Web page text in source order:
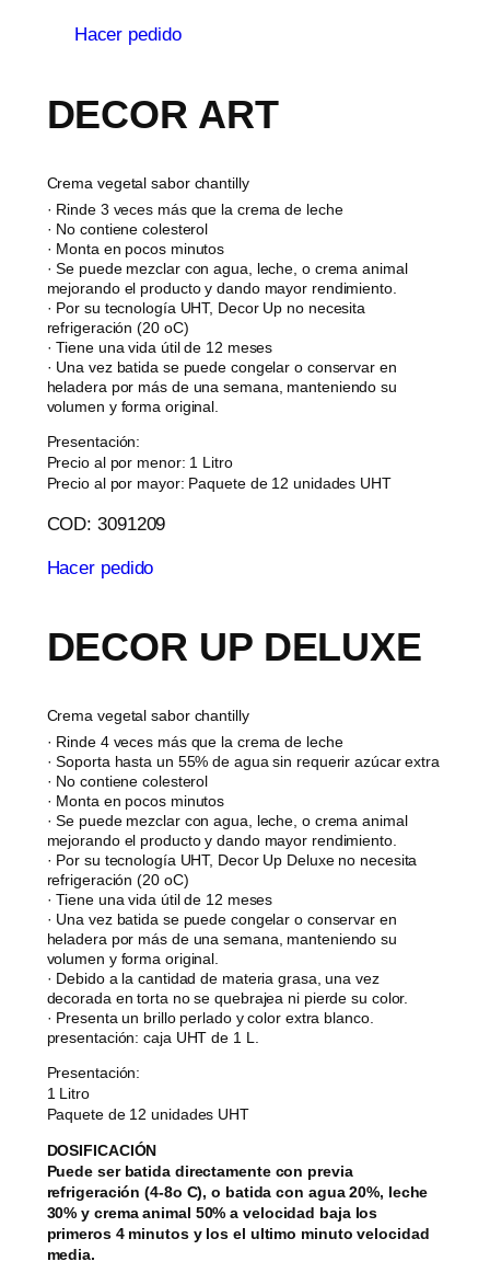
Hacer pedido
DECOR ART
Crema vegetal sabor chantilly
· Rinde 3 veces más que la crema de leche
· No contiene colesterol
· Monta en pocos minutos
· Se puede mezclar con agua, leche, o crema animal
mejorando el producto y dando mayor rendimiento.
· Por su tecnología UHT, Decor Up no necesita
refrigeración (20 oC)
· Tiene una vida útil de 12 meses
· Una vez batida se puede congelar o conservar en
heladera por más de una semana, manteniendo su
volumen y forma original.
Presentación:
Precio al por menor: 1 Litro
Precio al por mayor: Paquete de 12 unidades UHT
COD: 3091209
Hacer pedido
DECOR UP DELUXE
Crema vegetal sabor chantilly
· Rinde 4 veces más que la crema de leche
· Soporta hasta un 55% de agua sin requerir azúcar extra
· No contiene colesterol
· Monta en pocos minutos
· Se puede mezclar con agua, leche, o crema animal
mejorando el producto y dando mayor rendimiento.
· Por su tecnología UHT, Decor Up Deluxe no necesita
refrigeración (20 oC)
· Tiene una vida útil de 12 meses
· Una vez batida se puede congelar o conservar en
heladera por más de una semana, manteniendo su
volumen y forma original.
· Debido a la cantidad de materia grasa, una vez
decorada en torta no se quebrajea ni pierde su color.
· Presenta un brillo perlado y color extra blanco.
presentación: caja UHT de 1 L.
Presentación:
1 Litro
Paquete de 12 unidades UHT
DOSIFICACIÓN
Puede ser batida directamente con previa
refrigeración (4-8o C), o batida con agua 20%, leche
30% y crema animal 50% a velocidad baja los
primeros 4 minutos y los el ultimo minuto velocidad
media.